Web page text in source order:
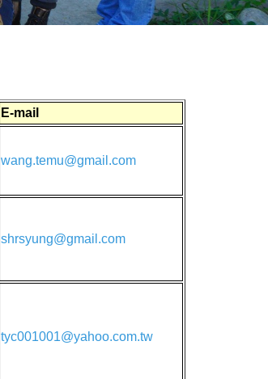
E-mail
wang.temu@gmail.com
shrsyung@gmail.com
tyc001001@yahoo.com.tw